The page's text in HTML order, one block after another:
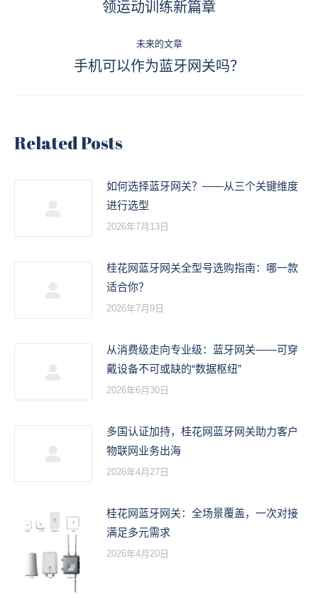
史
章：
领运动训练新篇章
未来的文章
未
手机可以作为蓝牙网关吗？
Related Posts
如何选择蓝牙网关？——从三个关键维度
进行选型
2026年7月13日
桂花网蓝牙网关全型号选购指南：哪一款
适合你？
2026年7月9日
从消费级走向专业级：蓝牙网关——可穿
戴设备不可或缺的“数据枢纽”
2026年6月30日
多国认证加持，桂花网蓝牙网关助力客户
物联网业务出海
2026年4月27日
桂花网蓝牙网关：全场景覆盖，一次对接
满足多元需求
2026年4月20日